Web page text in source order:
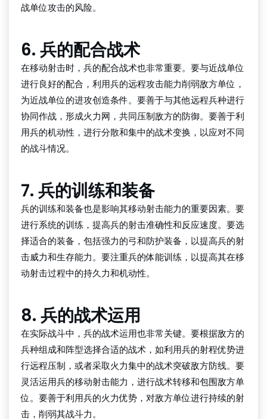
战单位攻击的风险。
6. 兵的配合战术
在移动射击时，兵的配合战术也非常重要。要与近战单位
进行良好的配合，利用兵的远程攻击能力削弱敌方单位，
为近战单位的进攻创造条件。要善于与其他远程兵种进行
协同作战，形成火力网，共同压制敌方的防御。要善于利
用兵的机动性，进行分散和集中的战术变换，以应对不同
的战斗情况。
7. 兵的训练和装备
兵的训练和装备也是影响其移动射击能力的重要因素。要
进行系统的训练，提高兵的射击准确性和反应速度。要选
择适合的装备，包括强力的弓和防护装备，以提高兵的射
击威力和生存能力。要注重兵的体能训练，以提高其在移
动射击过程中的持久力和机动性。
8. 兵的战术运用
在实际战斗中，兵的战术运用也非常关键。要根据敌方的
兵种组成和阵型选择合适的战术，如利用兵的射程优势进
行远程压制，或者采取火力集中的战术突破敌方防线。要
灵活运用兵的移动射击能力，进行战术转移和包围敌方单
位。要善于利用兵的火力优势，对敌方单位进行持续的射
击，削弱其战斗力。